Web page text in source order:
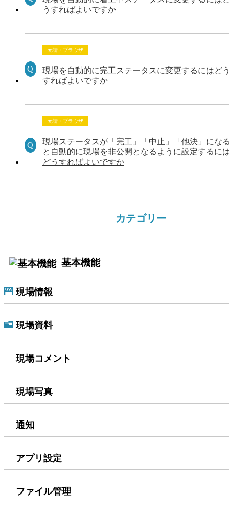
うすればよいですか
元請・ブラウザ
現場を自動的に完工ステータスに変更するにはど
すればよいですか
元請・ブラウザ
現場ステータスが「完工」「中止」「他決」にな
と自動的に現場を非公開となるように設定するに
どうすればよいですか
カテゴリー
基本機能
現場情報
現場資料
現場コメント
現場写真
通知
アプリ設定
ファイル管理